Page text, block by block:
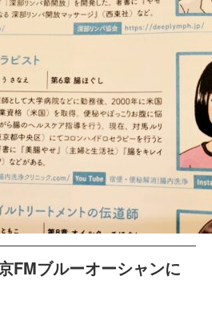
FMブルーオーシャンに